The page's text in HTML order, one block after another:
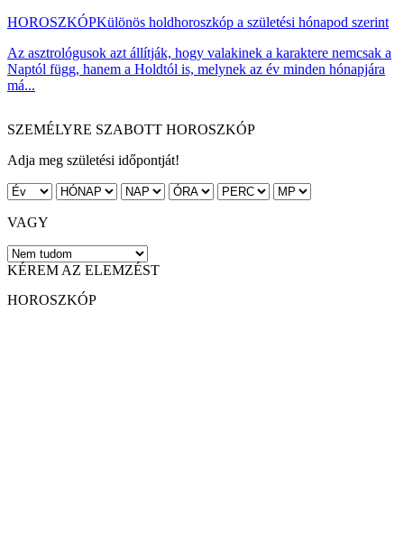
HOROSZKÓPKülönös holdhoroszkóp a születési hónapod szerint
Az asztrológusok azt állítják, hogy valakinek a karaktere nemcsak a
Naptól függ, hanem a Holdtól is, melynek az év minden hónapjára
má...
SZEMÉLYRE SZABOTT HOROSZKÓP
Adja meg születési időpontját!
VAGY
KÉREM AZ ELEMZÉST
HOROSZKÓP